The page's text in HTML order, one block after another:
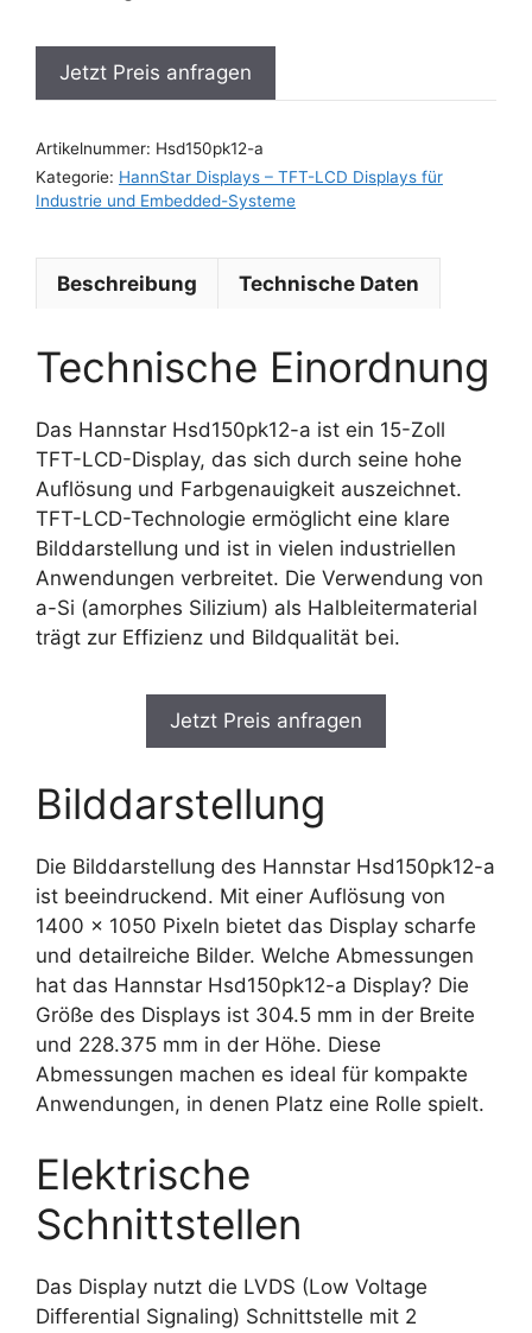
Jetzt Preis anfragen
Artikelnummer: Hsd150pk12-a
Kategorie: HannStar Displays – TFT-LCD Displays für
Industrie und Embedded-Systeme
Beschreibung Technische Daten
Technische Einordnung
Das Hannstar Hsd150pk12-a ist ein 15-Zoll
TFT-LCD-Display, das sich durch seine hohe
Auflösung und Farbgenauigkeit auszeichnet.
TFT-LCD-Technologie ermöglicht eine klare
Bilddarstellung und ist in vielen industriellen
Anwendungen verbreitet. Die Verwendung von
a-Si (amorphes Silizium) als Halbleitermaterial
trägt zur Effizienz und Bildqualität bei.
Jetzt Preis anfragen
Bilddarstellung
Die Bilddarstellung des Hannstar Hsd150pk12-a
ist beeindruckend. Mit einer Auflösung von
1400 x 1050 Pixeln bietet das Display scharfe
und detailreiche Bilder. Welche Abmessungen
hat das Hannstar Hsd150pk12-a Display? Die
Größe des Displays ist 304.5 mm in der Breite
und 228.375 mm in der Höhe. Diese
Abmessungen machen es ideal für kompakte
Anwendungen, in denen Platz eine Rolle spielt.
Elektrische
Schnittstellen
Das Display nutzt die LVDS (Low Voltage
Differential Signaling) Schnittstelle mit 2